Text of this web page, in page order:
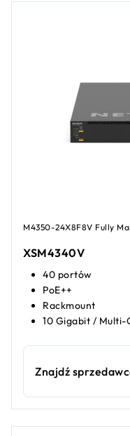
M4350-24X8F8V Fully
XSM4340V​​
40 portów
PoE++
Rackmount
10 Gigabit / Multi-
Znajdź